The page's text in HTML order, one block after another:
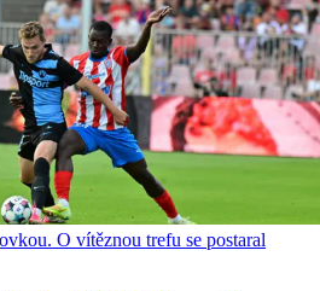
O vítěznou trefu se postaral